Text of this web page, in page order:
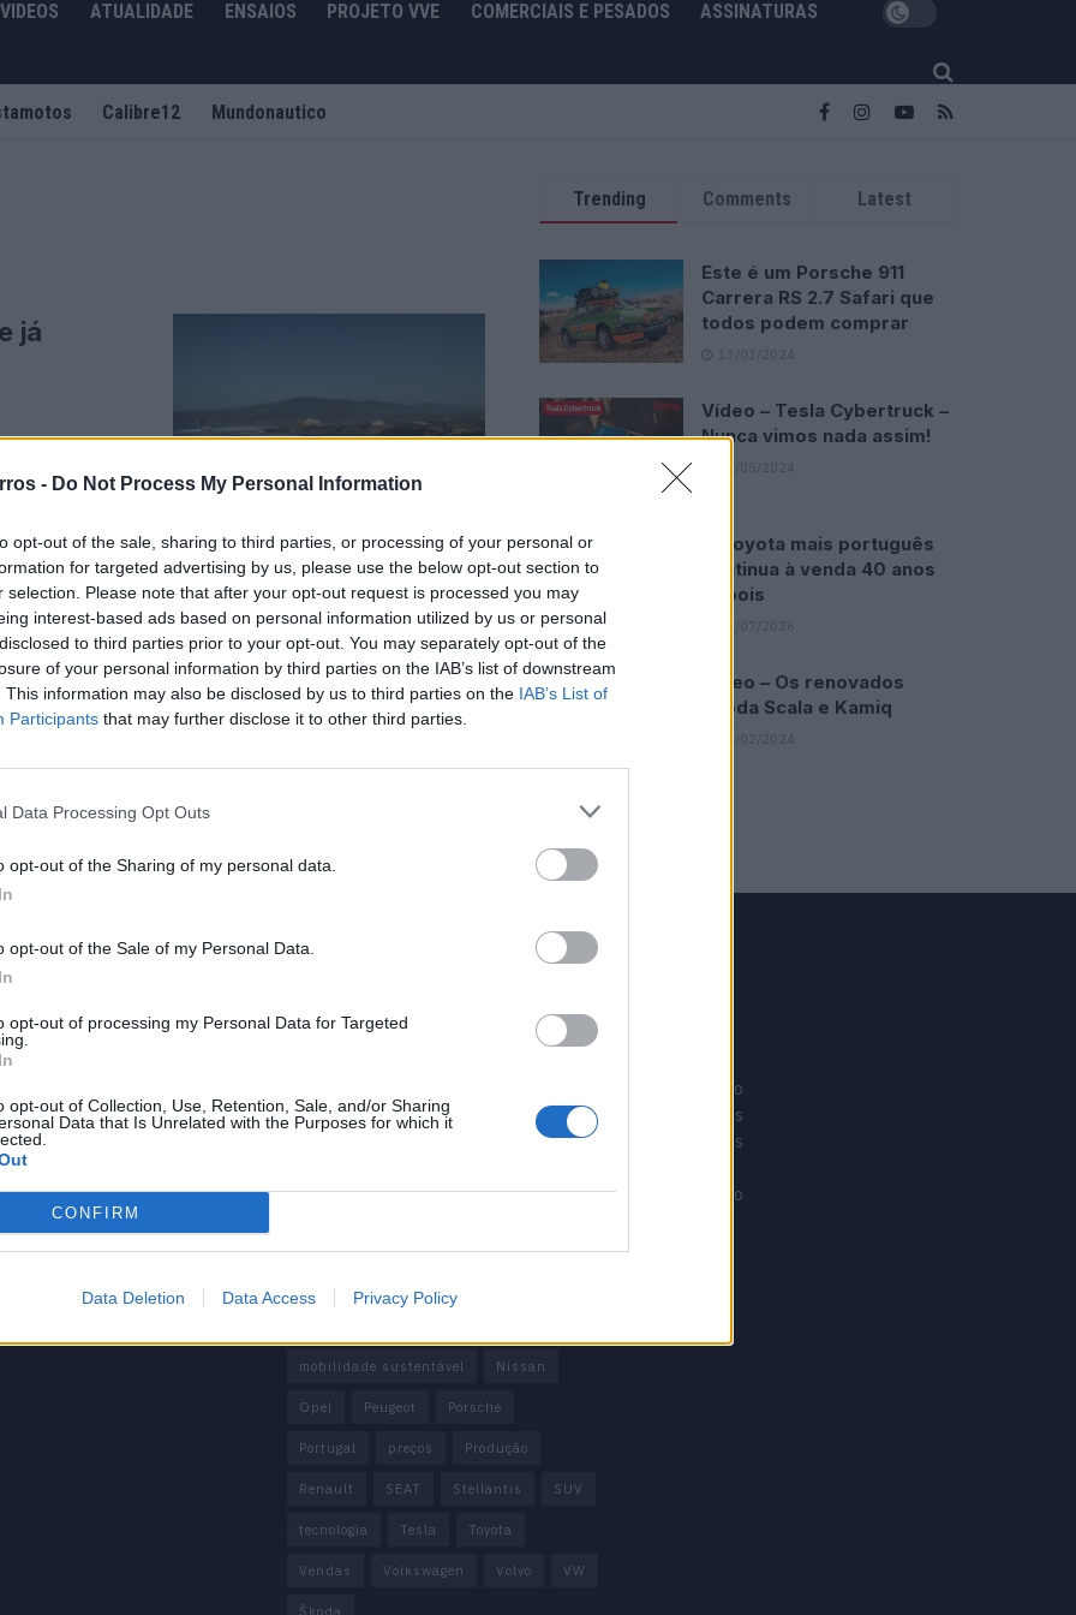
- Do Not Process My Personal Information
opt-out of the sale, sharing to third parties, or processing of your personal or
for targeted advertising by us, please use the below opt-out section to
selection. Please note that after your opt-out request is processed you may
interest-based ads based on personal information utilized by us or personal
to third parties prior to your opt-out. You may separately opt-out of the
of your personal information by third parties on the IAB’s list of downstream
This information may also be disclosed by us to third parties on the IAB’s List of
Participants that may further disclose it to other third parties.
Data Processing Opt Outs
opt-out of the Sharing of my personal data.
opt-out of the Sale of my Personal Data.
opt-out of processing my Personal Data for Targeted
opt-out of Collection, Use, Retention, Sale, and/or Sharing
Data that Is Unrelated with the Purposes for which it
CONFIRM
Data Deletion Data Access Privacy Policy
VIDEOS ATUALIDADE ENSAIOS PROJETO VVE COMERCIAIS E PESADOS ASSINATURAS
Calibre12 Mundonautico
já
nova versão de
gama
na Europa
Trending Comments Latest
Este é um Porsche 911
Carrera RS 2.7 Safari que
todos podem comprar
13/03/2024
Vídeo – Tesla Cybertruck –
Nunca vimos nada assim!
13/05/2024
O Toyota mais português
continua à venda 40 anos
depois
31/07/2026
Vídeo – Os renovados
Skoda Scala e Kamiq
12/02/2024
importante
Privacidade
condições
Baterias
China Citröen
mobilidade sustentável Nissan
Opel Peugeot Porsche
Portugal preços Produção
Renault SEAT Stellantis SUV
tecnologia Tesla Toyota
Vendas Volkswagen Volvo VW
Škoda
Offroad moto
Revistacarros
Revistamotos
Mundonautico